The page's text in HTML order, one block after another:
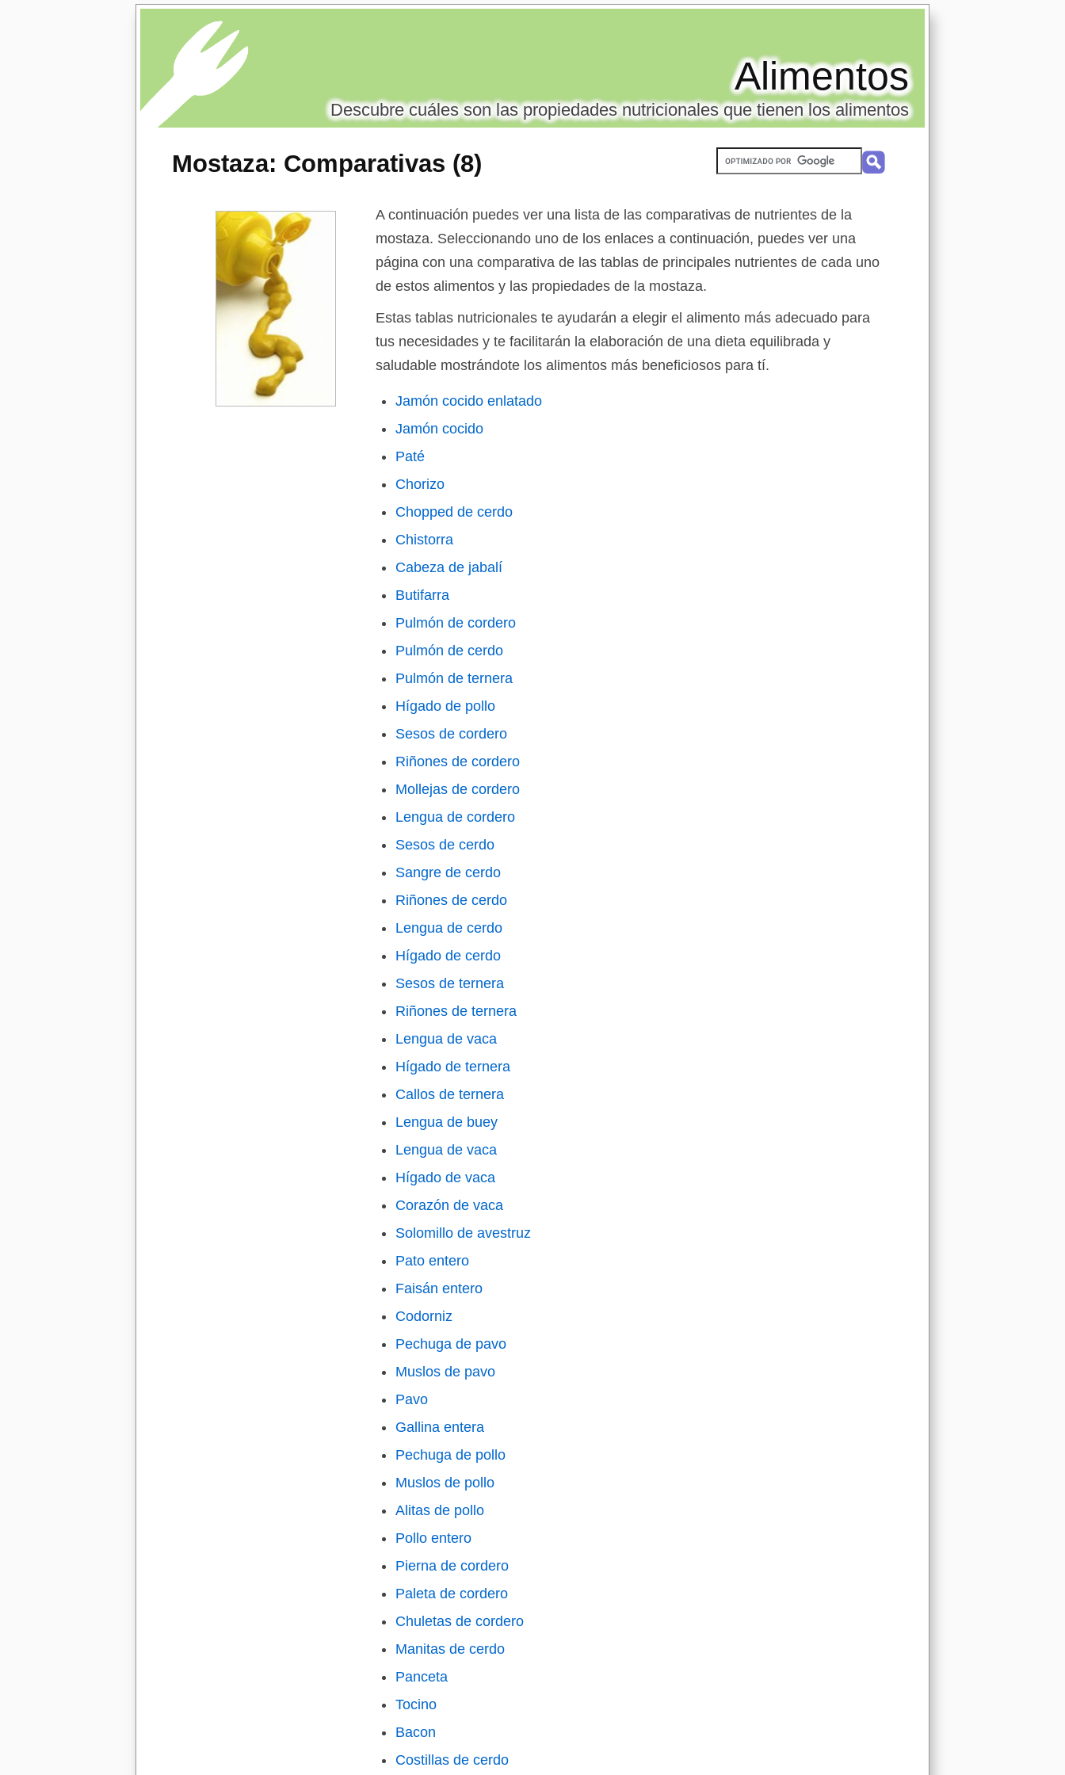
Mostaza: Comparativas (8)
Alimentos
Descubre cuáles son las propiedades nutricionales que tienen los alimentos
A continuación puedes ver una lista de las comparativas de nutrientes de la
mostaza. Seleccionando uno de los enlaces a continuación, puedes ver una
página con una comparativa de las tablas de principales nutrientes de cada uno
de estos alimentos y las propiedades de la mostaza.
Estas tablas nutricionales te ayudarán a elegir el alimento más adecuado para
tus necesidades y te facilitarán la elaboración de una dieta equilibrada y
saludable mostrándote los alimentos más beneficiosos para tí.
Jamón cocido enlatado
Jamón cocido
Paté
Chorizo
Chopped de cerdo
Chistorra
Cabeza de jabalí
Butifarra
Pulmón de cordero
Pulmón de cerdo
Pulmón de ternera
Hígado de pollo
Sesos de cordero
Riñones de cordero
Mollejas de cordero
Lengua de cordero
Sesos de cerdo
Sangre de cerdo
Riñones de cerdo
Lengua de cerdo
Hígado de cerdo
Sesos de ternera
Riñones de ternera
Lengua de vaca
Hígado de ternera
Callos de ternera
Lengua de buey
Lengua de vaca
Hígado de vaca
Corazón de vaca
Solomillo de avestruz
Pato entero
Faisán entero
Codorniz
Pechuga de pavo
Muslos de pavo
Pavo
Gallina entera
Pechuga de pollo
Muslos de pollo
Alitas de pollo
Pollo entero
Pierna de cordero
Paleta de cordero
Chuletas de cordero
Manitas de cerdo
Panceta
Tocino
Bacon
Costillas de cerdo